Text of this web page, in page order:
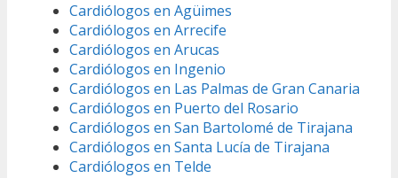
Cardiólogos en Agüimes
Cardiólogos en Arrecife
Cardiólogos en Arucas
Cardiólogos en Ingenio
Cardiólogos en Las Palmas de Gran Canaria
Cardiólogos en Puerto del Rosario
Cardiólogos en San Bartolomé de Tirajana
Cardiólogos en Santa Lucía de Tirajana
Cardiólogos en Telde